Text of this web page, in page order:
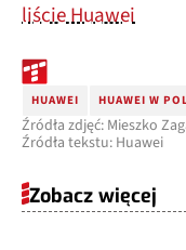
liście Huawei
HUAWEI HUAWEI W
Źródła zdjęć: Mieszko
Źródła tekstu: Huawei
Zobacz więcej